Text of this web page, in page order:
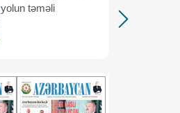
yolun təməli